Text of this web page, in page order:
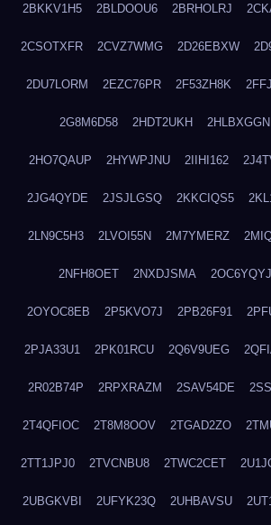
2BKKV1H5 2BLDOOU6 2BRHOLRJ
2CSOTXFR 2CVZ7WMG 2D26EBXW
2DU7LORM 2EZC76PR 2F53ZH8K
2G8M6D58 2HDT2UKH 2HLBXGGN
2HO7QAUP 2HYWPJNU 2IIHI162
2JG4QYDE 2JSJLGSQ 2KKCIQS5
2LN9C5H3 2LVOI55N 2M7YMERZ
2NFH8OET 2NXDJSMA 2OC6YQYJ
2OYOC8EB 2P5KVO7J 2PB26F91
2PJA33U1 2PK01RCU 2Q6V9UEG
2R02B74P 2RPXRAZM 2SAV54DE
2T4QFIOC 2T8M8OOV 2TGAD2ZO
2TT1JPJ0 2TVCNBU8 2TWC2CET
2UBGKVBI 2UFYK23Q 2UHBAVSU